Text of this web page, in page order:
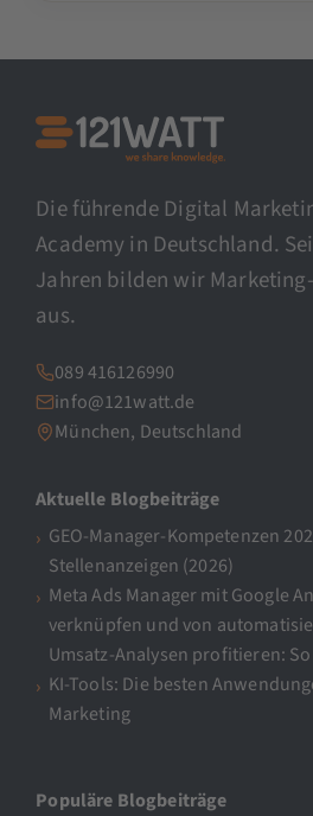
Die führende Digital
Academy in Deutschland.
Jahren bilden wir
aus.
089 416126990
info@121watt.de
München, Deutschland
Aktuelle Blogbeiträge
GEO-Manager-Kompetenzen
Stellenanzeigen (2026)
Meta Ads Manager mit Google
verknüpfen und von
Umsatz-Analysen profitieren: So
KI-Tools: Die besten
Marketing
Populäre Blogbeiträge